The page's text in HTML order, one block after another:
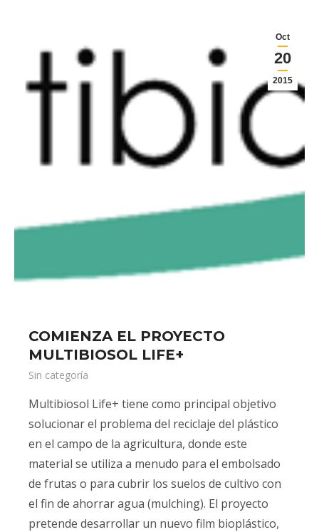
Oct
20
2015
COMIENZA EL PROYECTO
MULTIBIOSOL LIFE+
Sin categoría
Multibiosol Life+ tiene como principal objetivo
solucionar el problema del reciclaje del plástico
en el campo de la agricultura, donde este
material se utiliza a menudo para el embolsado
de frutas o para cubrir los suelos de cultivo con
el fin de ahorrar agua (mulching). El proyecto
pretende desarrollar un nuevo film bioplástico,